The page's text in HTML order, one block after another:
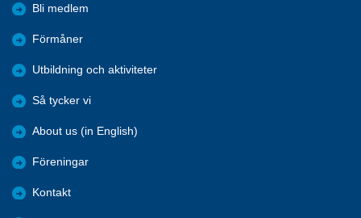
Bli medlem
Förmåner
Utbildning och aktiviteter
Så tycker vi
About us (in English)
Föreningar
Kontakt